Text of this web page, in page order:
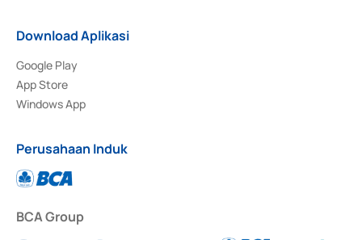
Download Aplikasi
Google Play
App Store
Windows App
Perusahaan Induk
BCA Group